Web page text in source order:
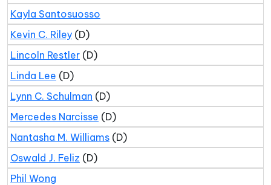
Kayla Santosuosso
Kevin C. Riley (D)
Lincoln Restler (D)
Linda Lee (D)
Lynn C. Schulman (D)
Mercedes Narcisse (D)
Nantasha M. Williams (D)
Oswald J. Feliz (D)
Phil Wong